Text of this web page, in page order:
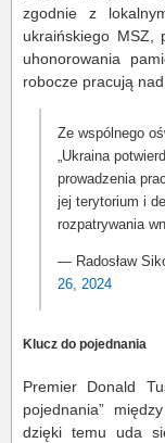
zgodnie z
ukraińskiego MSZ,
uhonorowania
robocze pracują
Ze wspólnego
„Ukraina
prowadzenia
jej terytorium i
rozpatrywania
— Radosław
26, 2024
Klucz do pojednania
Premier Donald
pojednania”
dzięki temu uda